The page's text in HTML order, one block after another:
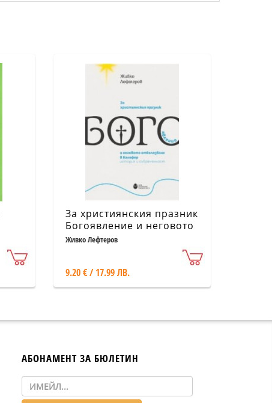
За християнския празник
Богоявление и неговото
отбелязване в Калофер:
история и съвременност
Живко Лефтеров
9.20 € / 17.99 ЛВ.
АБОНАМЕНТ ЗА БЮЛЕТИН